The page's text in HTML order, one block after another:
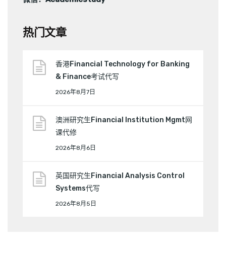
热门文章
香港Financial Technology for Banking
& Finance考试代写
2026年8月7日
澳洲研究生Financial Institution Mgmt网
课代修
2026年8月6日
英国研究生Financial Analysis Control
Systems代写
2026年8月5日